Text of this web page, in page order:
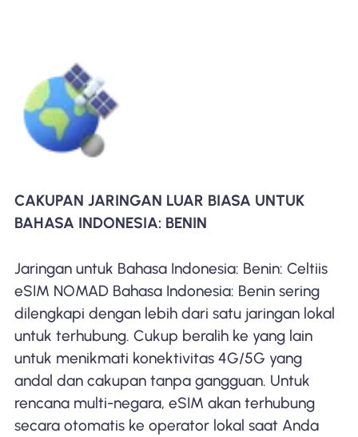
CAKUPAN JARINGAN LUAR BIASA UNTUK
BAHASA INDONESIA: BENIN
Jaringan untuk Bahasa Indonesia: Benin: Celtiis
eSIM NOMAD Bahasa Indonesia: Benin sering
dilengkapi dengan lebih dari satu jaringan lokal
untuk terhubung. Cukup beralih ke yang lain
untuk menikmati konektivitas 4G/5G yang
andal dan cakupan tanpa gangguan. Untuk
rencana multi-negara, eSIM akan terhubung
secara otomatis ke operator lokal saat Anda